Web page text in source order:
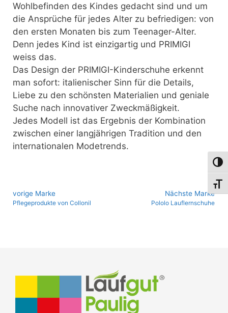
Wohlbefinden des Kindes gedacht sind und um
die Ansprüche für jedes Alter zu befriedigen: von
den ersten Monaten bis zum Teenager-Alter.
Denn jedes Kind ist einzigartig und PRIMIGI
weiss das.
Das Design der PRIMIGI-Kinderschuhe erkennt
man sofort: italienischer Sinn für die Details,
Liebe zu den schönsten Materialien und geniale
Suche nach innovativer Zweckmäßigkeit.
Jedes Modell ist das Ergebnis der Kombination
zwischen einer langjährigen Tradition und den
internationalen Modetrends.
vo­ri­ge Marke
Pflegeprodukte von Collonil
Nächste Marke
Pololo Lauflernschuhe